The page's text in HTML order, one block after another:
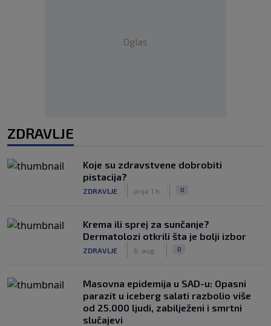
Oglas
ZDRAVLJE
Koje su zdravstvene dobrobiti
pistacija?
ZDRAVLJE prije 1 h 0
Krema ili sprej za sunčanje?
Dermatolozi otkrili šta je bolji izbor
ZDRAVLJE 6. aug. 0
Masovna epidemija u SAD-u: Opasni
parazit u iceberg salati razbolio više
od 25.000 ljudi, zabilježeni i smrtni
slučajevi